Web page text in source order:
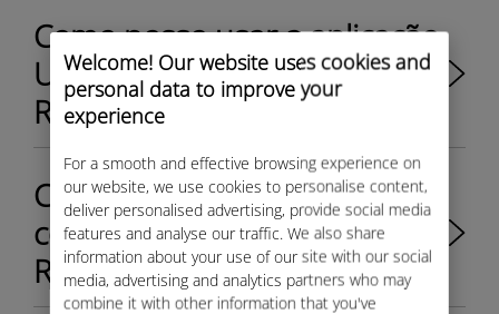
Welcome! Our website uses cookies and
personal data to improve your
experience
For a smooth and effective browsing experience on
our website, we use cookies to personalise content,
deliver personalised advertising, provide social media
features and analyse our traffic. We also share
information about your use of our site with our social
media, advertising and analytics partners who may
combine it with other information that you've
Como posso usar a aplicação
Ubigi para o meu Rolls-
Royce?
Como posso criar a minha
conta Ubigi para o meu Rolls-
Royce ?